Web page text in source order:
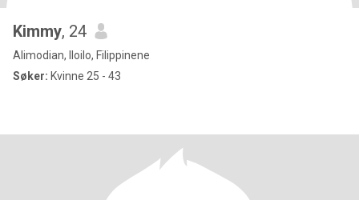
Kimmy, 24
Alimodian, Iloilo, Filippinene
Søker: Kvinne 25 - 43